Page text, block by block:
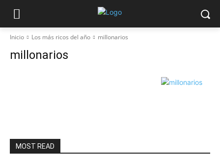
Inicio Los más ricos del año millonarios
millonarios
MOST READ